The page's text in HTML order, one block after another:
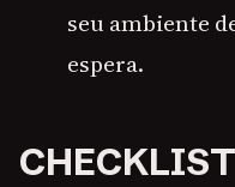
seu ambiente
espera.